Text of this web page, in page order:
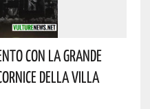
Con La Grande
Della Villa